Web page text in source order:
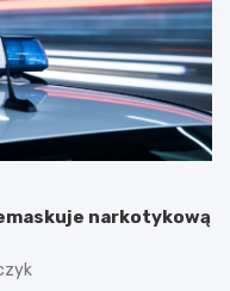
narkotykową